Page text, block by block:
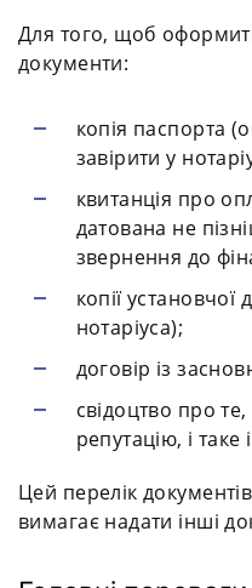
Для того, щоб
документи:
копія паспорта
завірити у
квитанція про
датована не
звернення до
копії установчої
нотаріуса);
договір із
свідоцтво про
репутацію, і таке
Цей перелік
вимагає надати інші